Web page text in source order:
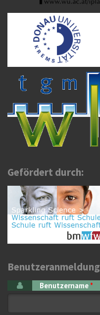
Gefördert durch:
Benutzeranmeldung
Benutzername *